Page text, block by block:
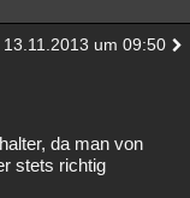
13.11.2013 um 09:50
da man von
stets richtig